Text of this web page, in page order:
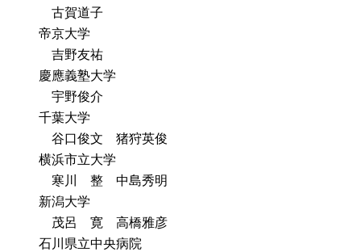
古賀道子
帝京大学
吉野友祐
慶應義塾大学
宇野俊介
千葉大学
谷口俊文 猪狩英俊
横浜市立大学
寒川 整 中島秀明
新潟大学
茂呂 寛 高橋雅彦
石川県立中央病院